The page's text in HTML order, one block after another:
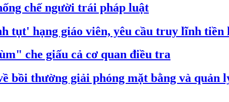
chế người trái pháp luật
tụt' hạng giáo viên, yêu cầu truy lĩnh tiền
che giấu cả cơ quan điều tra
bồi thường giải phóng mặt bằng và quản